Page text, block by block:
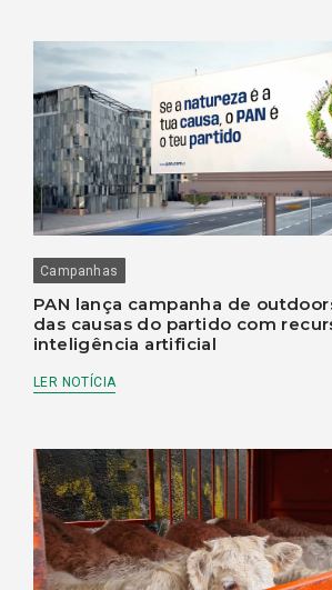
Campanhas
PAN lança campanha de
das causas do partido com
inteligência artificial
LER NOTÍCIA